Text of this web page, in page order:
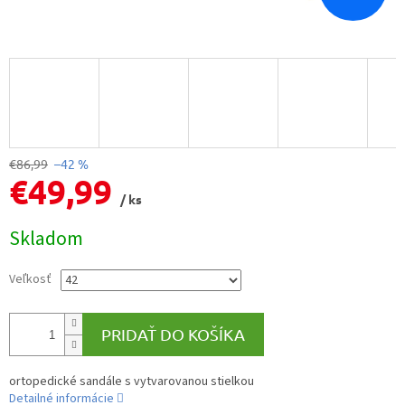
€86,99 –42 %
€49,99
/ ks
cena:
Skladom
Veľkosť
PRIDAŤ DO KOŠÍKA
ortopedické sandále s vytvarovanou stielkou
Detailné informácie